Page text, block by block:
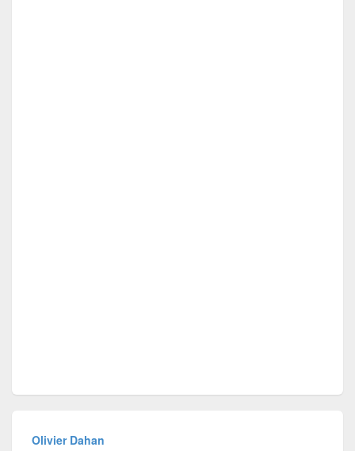
Olivier Dahan